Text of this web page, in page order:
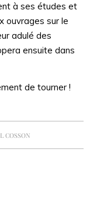
à ses études et
ouvrages sur le
adulé des
ensuite dans
de tourner !
COSSON